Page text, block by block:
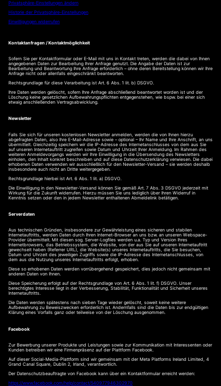
Privatsphäre-Einstellungen ändern
Historie der Privatsphäre-Einstellungen
Einwilligungen widerrufen
Kontaktanfragen / Kontaktmöglichkeit
Sofern Sie per Kontaktformular oder E-Mail mit uns in Kontakt treten, werden die dabei von Ihnen
angegebenen Daten zur Bearbeitung Ihrer Anfrage genutzt. Die Angabe der Daten ist zur
Bearbeitung und Beantwortung Ihre Anfrage erforderlich – ohne deren Bereitstellung können wir Ihre
Anfrage nicht oder allenfalls eingeschränkt beantworten.
Rechtsgrundlage für diese Verarbeitung ist Art. 6 Abs. 1 lit. b) DSGVO.
Ihre Daten werden gelöscht, sofern Ihre Anfrage abschließend beantwortet worden ist und der
Löschung keine gesetzlichen Aufbewahrungspflichten entgegenstehen, wie bspw. bei einer sich
etwaig anschließenden Vertragsabwicklung.
Newsletter
Falls Sie sich für unseren kostenlosen Newsletter anmelden, werden die von Ihnen hierzu
abgefragten Daten, also Ihre E-Mail-Adresse sowie – optional – Ihr Name und Ihre Anschrift, an uns
übermittelt. Gleichzeitig speichern wir die IP-Adresse des Internetanschlusses von dem aus Sie
auf unseren Internetauftritt zugreifen sowie Datum und Uhrzeit Ihrer Anmeldung. Im Rahmen des
weiteren Anmeldevorgangs werden wir Ihre Einwilligung in die Übersendung des Newsletters
einholen, den Inhalt konkret beschreiben und auf diese Datenschutzerklärung verwiesen. Die dabei
erhobenen Daten verwenden wir ausschließlich für den Newsletter-Versand – sie werden deshalb
insbesondere auch nicht an Dritte weitergegeben.
Rechtsgrundlage hierbei ist Art. 6 Abs. 1 lit. a) DSGVO.
Die Einwilligung in den Newsletter-Versand können Sie gemäß Art. 7 Abs. 3 DSGVO jederzeit mit
Wirkung für die Zukunft widerrufen. Hierzu müssen Sie uns lediglich über Ihren Widerruf in
Kenntnis setzen oder den in jedem Newsletter enthaltenen Abmeldelink betätigen.
Serverdaten
Aus technischen Gründen, insbesondere zur Gewährleistung eines sicheren und stabilen
Internetauftritts, werden Daten durch Ihren Internet-Browser an uns bzw. an unseren Webspace-
Provider übermittelt. Mit diesen sog. Server-Logfiles werden u.a. Typ und Version Ihres
Internetbrowsers, das Betriebssystem, die Website, von der aus Sie auf unseren Internetauftritt
gewechselt haben (Referrer URL), die Website(s) unseres Internetauftritts, die Sie besuchen,
Datum und Uhrzeit des jeweiligen Zugriffs sowie die IP-Adresse des Internetanschlusses, von
dem aus die Nutzung unseres Internetauftritts erfolgt, erhoben.
Diese so erhobenen Daten werden vorrübergehend gespeichert, dies jedoch nicht gemeinsam mit
anderen Daten von Ihnen.
Diese Speicherung erfolgt auf der Rechtsgrundlage von Art. 6 Abs. 1 lit. f) DSGVO. Unser
berechtigtes Interesse liegt in der Verbesserung, Stabilität, Funktionalität und Sicherheit unseres
Internetauftritts.
Die Daten werden spätestens nach sieben Tage wieder gelöscht, soweit keine weitere
Aufbewahrung zu Beweiszwecken erforderlich ist. Andernfalls sind die Daten bis zur endgültigen
Klärung eines Vorfalls ganz oder teilweise von der Löschung ausgenommen.
Facebook
Zur Bewerbung unserer Produkte und Leistungen sowie zur Kommunikation mit Interessenten oder
Kunden betreiben wir eine Firmenpräsenz auf der Plattform Facebook.
Auf dieser Social-Media-Plattform sind wir gemeinsam mit der Meta Platforms Ireland Limited, 4
Grand Canal Square, Dublin 2, Irland, verantwortlich.
Der Datenschutzbeauftragte von Facebook kann über ein Kontaktformular erreicht werden:
https://www.facebook.com/help/contact/540977946302970